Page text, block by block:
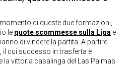
di queste due formazioni,
le quote scommesse sulla Liga e
di vincere la partita. A partire
il cui successo in trasferta è
la vittoria casalinga del Las Palmas